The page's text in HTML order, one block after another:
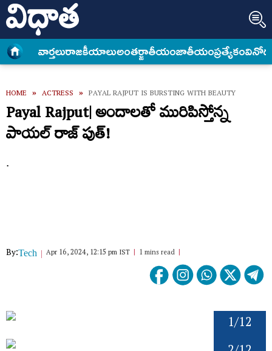
వార్త‌లురాజకీయాలుఅంత‌ర్జాతీయంజాతీయంప్రత్యేకం
HOME » ACTRESS » PAYAL RAJPUT IS BURSTING WITH BEAUTY
Payal Rajput| అందాలతో మురిపిస్తోన్న
పాయల్ రాజ్ పుత్!
.
By:Tech Apr 16, 2024, 12:15 pm IST 1 mins read
1/12